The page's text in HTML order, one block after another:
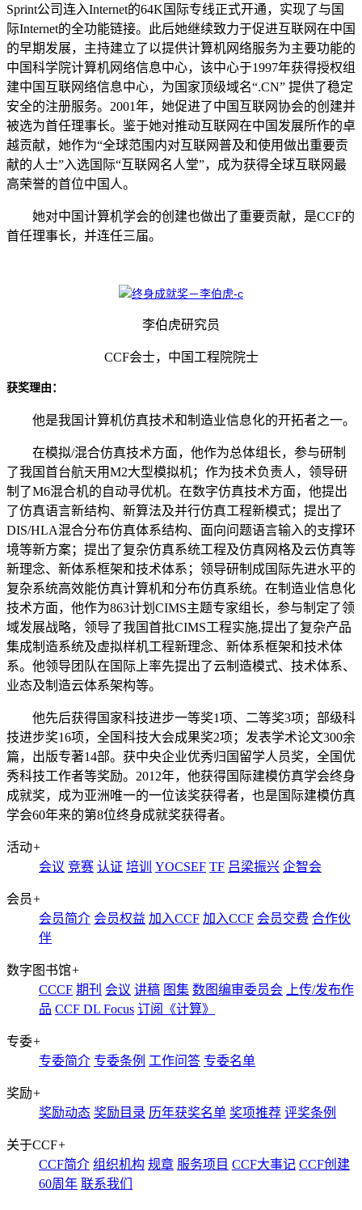
Sprint公司连入Internet的64K国际专线正式开通，实现了与国
际Internet的全功能链接。此后她继续致力于促进互联网在中国
的早期发展，主持建立了以提供计算机网络服务为主要功能的
中国科学院计算机网络信息中心，该中心于1997年获得授权组
建中国互联网络信息中心，为国家顶级域名“.CN” 提供了稳定
安全的注册服务。2001年，她促进了中国互联网协会的创建并
被选为首任理事长。鉴于她对推动互联网在中国发展所作的卓
越贡献，她作为“全球范围内对互联网普及和使用做出重要贡
献的人士”入选国际“互联网名人堂”，成为获得全球互联网最
高荣誉的首位中国人。
她对中国计算机学会的创建也做出了重要贡献，是CCF的
首任理事长，并连任三届。
李伯虎研究员
CCF会士，中国工程院院士
获奖理由：
他是我国计算机仿真技术和制造业信息化的开拓者之一。
在模拟/混合仿真技术方面，他作为总体组长，参与研制
了我国首台航天用M2大型模拟机；作为技术负责人，领导研
制了M6混合机的自动寻优机。在数字仿真技术方面，他提出
了仿真语言新结构、新算法及并行仿真工程新模式；提出了
DIS/HLA混合分布仿真体系结构、面向问题语言输入的支撑环
境等新方案；提出了复杂仿真系统工程及仿真网格及云仿真等
新理念、新体系框架和技术体系；领导研制成国际先进水平的
复杂系统高效能仿真计算机和分布仿真系统。在制造业信息化
技术方面，他作为863计划CIMS主题专家组长，参与制定了领
域发展战略，领导了我国首批CIMS工程实施,提出了复杂产品
集成制造系统及虚拟样机工程新理念、新体系框架和技术体
系。他领导团队在国际上率先提出了云制造模式、技术体系、
业态及制造云体系架构等。
他先后获得国家科技进步一等奖1项、二等奖3项；部级科
技进步奖16项，全国科技大会成果奖2项；发表学术论文300余
篇，出版专著14部。获中央企业优秀归国留学人员奖，全国优
秀科技工作者等奖励。2012年，他获得国际建模仿真学会终身
成就奖，成为亚洲唯一的一位该奖获得者，也是国际建模仿真
学会60年来的第8位终身成就奖获得者。
活动+
会议 竞赛 认证 培训 YOCSEF TF 吕梁振兴 企智会
会员+
会员简介 会员权益 加入CCF 加入CCF 会员交费 合作伙
伴
数字图书馆+
CCCF 期刊 会议 讲稿 图集 数图编审委员会
上传/发布作
品 CCF DL Focus 订阅《计算》
专委+
专委简介 专委条例 工作问答 专委名单
奖励+
奖励动态 奖励目录 历年获奖名单 奖项推荐 评奖条例
关于CCF+
CCF简介 组织机构 规章 服务项目 CCF大事记 CCF创建
60周年 联系我们